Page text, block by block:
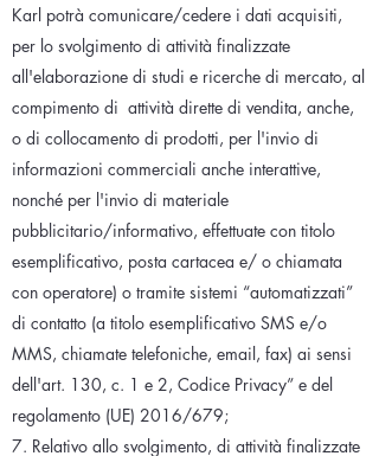
Karl potrà comunicare/cedere i dati acquisiti,
per lo svolgimento di attività finalizzate
all'elaborazione di studi e ricerche di mercato, al
compimento di attività dirette di vendita, anche,
o di collocamento di prodotti, per l'invio di
informazioni commerciali anche interattive,
nonché per l'invio di materiale
pubblicitario/informativo, effettuate con titolo
esemplificativo, posta cartacea e/ o chiamata
con operatore) o tramite sistemi “automatizzati”
di contatto (a titolo esemplificativo SMS e/o
MMS, chiamate telefoniche, email, fax) ai sensi
dell'art. 130, c. 1 e 2, Codice Privacy” e del
regolamento (UE) 2016/679;
7. Relativo allo svolgimento, di attività finalizzate